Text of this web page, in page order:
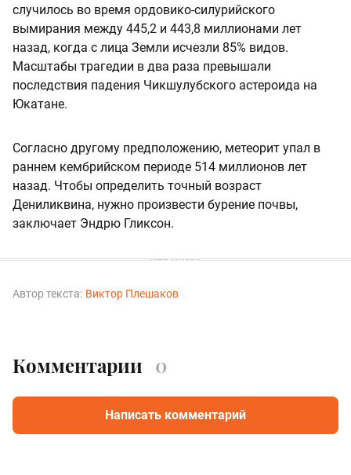
случилось во время ордовико-силурийского
вымирания между 445,2 и 443,8 миллионами лет
назад, когда с лица Земли исчезли 85% видов.
Масштабы трагедии в два раза превышали
последствия падения Чикшулубского астероида на
Юкатане.
Согласно другому предположению, метеорит упал в
раннем кембрийском периоде 514 миллионов лет
назад. Чтобы определить точный возраст
Дениликвина, нужно произвести бурение почвы,
заключает Эндрю Гликсон.
Автор текста: Виктор Плешаков
Комментарии 0
Написать комментарий